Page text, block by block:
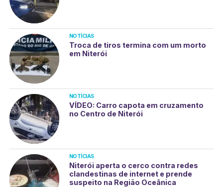
NOTÍCIAS
Troca de tiros termina com um morto
em Niterói
NOTÍCIAS
VÍDEO: Carro capota em cruzamento
no Centro de Niterói
NOTÍCIAS
Niterói aperta o cerco contra redes
clandestinas de internet e prende
suspeito na Região Oceânica